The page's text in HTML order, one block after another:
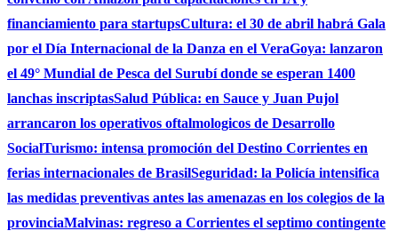
financiamiento para startupsCultura: el 30 de abril habrá Gala
por el Día Internacional de la Danza en el VeraGoya: lanzaron
el 49° Mundial de Pesca del Surubí donde se esperan 1400
lanchas inscriptasSalud Pública: en Sauce y Juan Pujol
arrancaron los operativos oftalmologicos de Desarrollo
SocialTurismo: intensa promoción del Destino Corrientes en
ferias internacionales de BrasilSeguridad: la Policía intensifica
las medidas preventivas antes las amenazas en los colegios de la
provinciaMalvinas: regreso a Corrientes el septimo contingente